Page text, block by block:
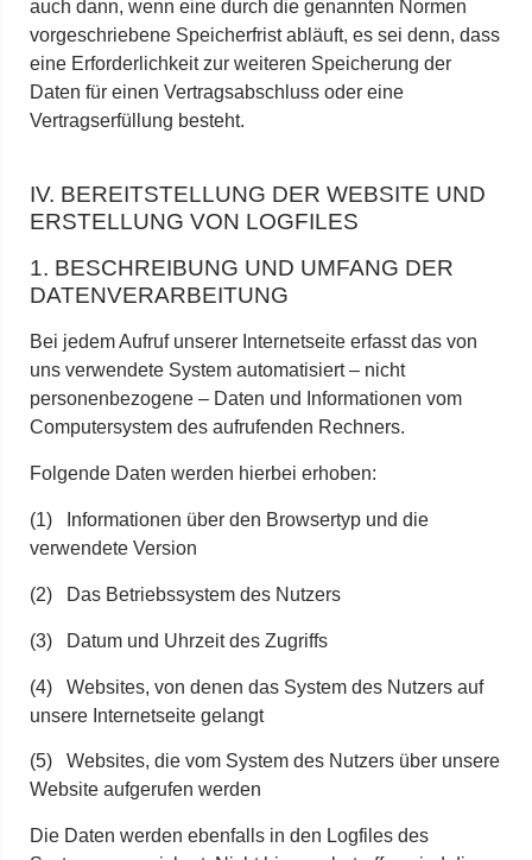
auch dann, wenn eine durch die genannten Normen
vorgeschriebene Speicherfrist abläuft, es sei denn, dass
eine Erforderlichkeit zur weiteren Speicherung der
Daten für einen Vertragsabschluss oder eine
Vertragserfüllung besteht.
IV. BEREITSTELLUNG DER WEBSITE UND
ERSTELLUNG VON LOGFILES
1. BESCHREIBUNG UND UMFANG DER
DATENVERARBEITUNG
Bei jedem Aufruf unserer Internetseite erfasst das von
uns verwendete System automatisiert – nicht
personenbezogene – Daten und Informationen vom
Computersystem des aufrufenden Rechners.
Folgende Daten werden hierbei erhoben:
(1) Informationen über den Browsertyp und die
verwendete Version
(2) Das Betriebssystem des Nutzers
(3) Datum und Uhrzeit des Zugriffs
(4) Websites, von denen das System des Nutzers auf
unsere Internetseite gelangt
(5) Websites, die vom System des Nutzers über unsere
Website aufgerufen werden
Die Daten werden ebenfalls in den Logfiles des